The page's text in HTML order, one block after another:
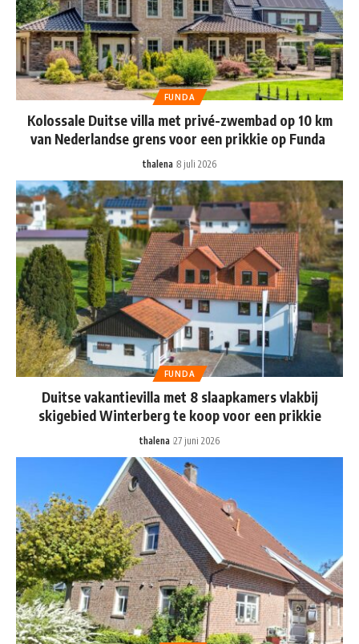
FUNDA
Kolossale Duitse villa met privé-zwembad op 10 km
van Nederlandse grens voor een prikkie op Funda
thalena 8 juli 2026
FUNDA
Duitse vakantievilla met 8 slaapkamers vlakbij
skigebied Winterberg te koop voor een prikkie
thalena 27 juni 2026